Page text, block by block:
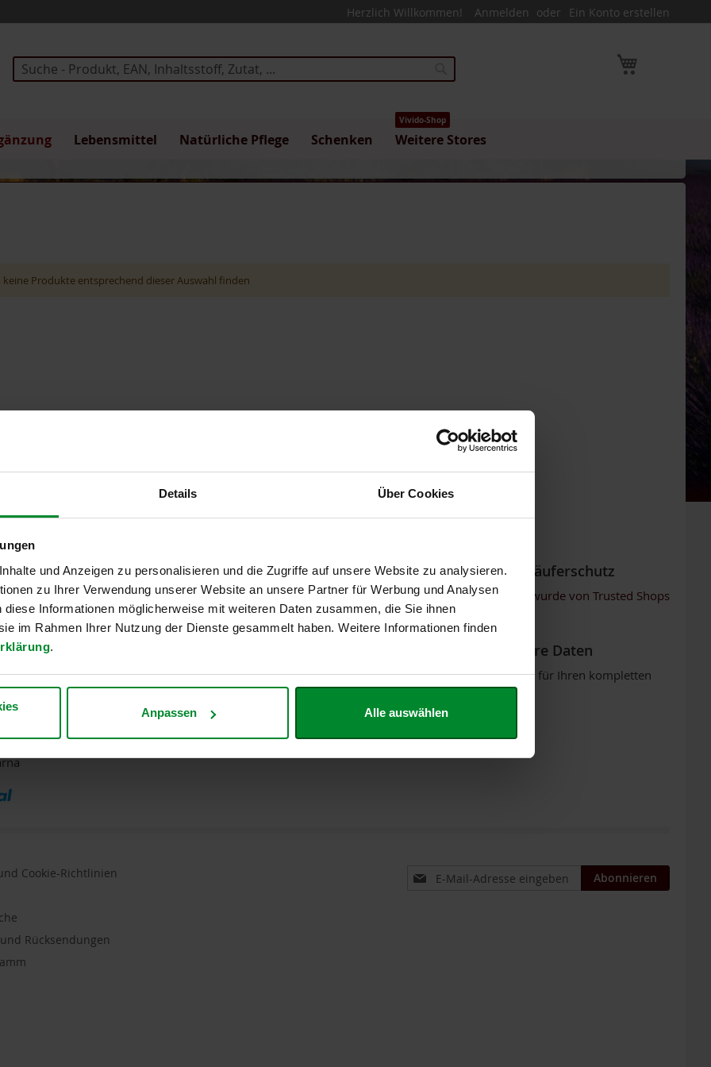
Details Über Cookies
und Anzeigen zu personalisieren und die Zugriffe auf unsere Website zu analysieren.
zu Ihrer Verwendung unserer Website an unsere Partner für Werbung und Analysen
Informationen möglicherweise mit weiteren Daten zusammen, die Sie ihnen
im Rahmen Ihrer Nutzung der Dienste gesammelt haben. Weitere Informationen finden
.
Anpassen Alle auswählen
Herzlich Willkommen! Anmelden Ein Konto erstellen
Suche
Lebensmittel Natürliche Pflege Schenken Weitere Stores
Vivido-Shop
Produkte entsprechend dieser Auswahl finden
*
*
Zuverlässiger Versand
DHL
Trusted Shops Käuferschutz
Unser Online-Shop wurde von Trusted Shops
erfolgreich geprüft.
Sicherheit für Ihre Daten
SSL-Verschlüsselung für Ihren kompletten
Shop-Besuch.
Anmeldung
Abonnieren
Cookie-Richtlinien
Rücksendungen